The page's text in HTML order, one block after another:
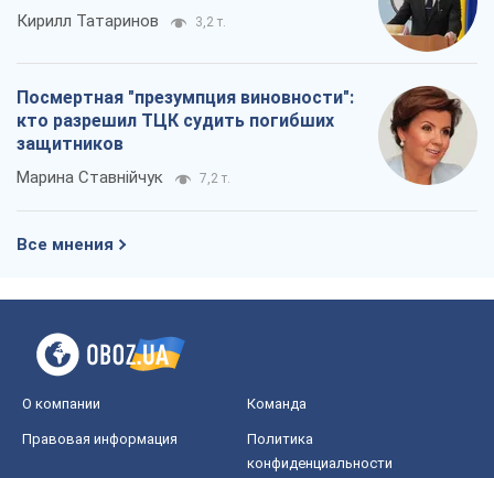
Кирилл Татаринов 3,2 т.
Посмертная "презумпция виновности":
кто разрешил ТЦК судить погибших
защитников
Марина Ставнійчук 7,2 т.
Все мнения
О компании Команда
Правовая информация
Политика
конфиденциальности